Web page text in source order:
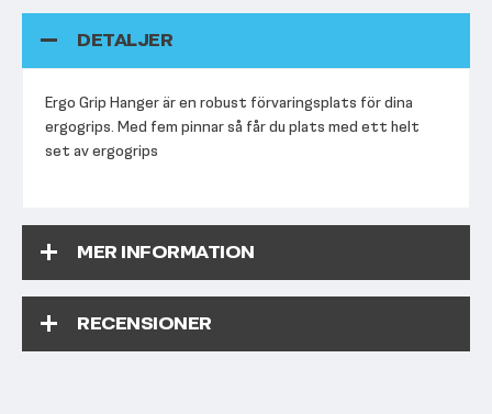
DETALJER
Ergo Grip Hanger är en robust förvaringsplats för dina
ergogrips. Med fem pinnar så får du plats med ett helt
set av ergogrips
MER INFORMATION
RECENSIONER